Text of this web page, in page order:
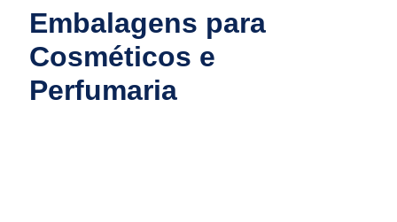
Embalagens para
Cosméticos e
Perfumaria